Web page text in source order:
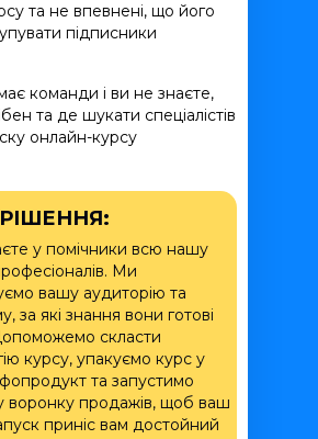
РІШЕННЯ:
у помічники всю нашу
Ми
вашу аудиторію та
за які знання вони готові
скласти
курсу, упакуємо курс у
та запустимо
воронку продажів, щоб ваш
приніс вам достойний
та не впевнені, що його
підписники
команди і ви не знаєте,
та де шукати спеціалістів
онлайн-курсу